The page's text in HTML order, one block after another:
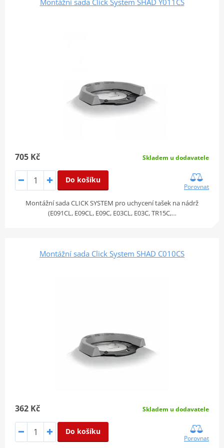
Montážní sada Click System SHAD Y011CS
705 Kč Skladem u dodavatele
Do košíku
Porovnat
Montážní sada CLICK SYSTEM pro uchycení tašek na nádrž
(E091CL, E09CL, E09C, E03CL, E03C, TR15C,…
Montážní sada Click System SHAD C010CS
362 Kč Skladem u dodavatele
Do košíku
Porovnat